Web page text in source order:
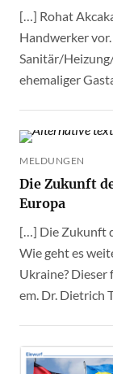
[…] Rohat
Handwerker
Sanitär/
ehemaliger
MELDUNGEN
Die Zukunft
Europa
[…] Die Zukunft
Wie geht es
Ukraine? Dieser
em. Dr. Dietrich